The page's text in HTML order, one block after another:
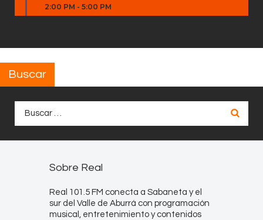
2:00 PM - 5:00 PM
Buscar
Sobre Real
Real 101.5 FM conecta a Sabaneta y el
sur del Valle de Aburrá con programación
musical, entretenimiento y contenidos